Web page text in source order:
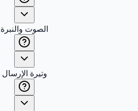
الصوت والنبرة
وتيرة الإرسال